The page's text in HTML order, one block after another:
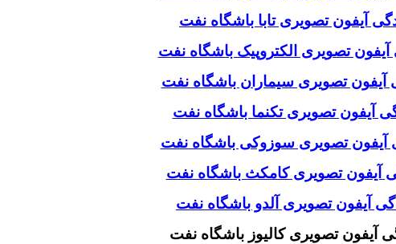
آیفون تصویری تابا باشگاه نفت
آیفون تصویری الکتروپیک باشگاه نفت
آیفون تصویری سیماران باشگاه نفت
آیفون تصویری تکنما باشگاه نفت
آیفون تصویری سوزوکی باشگاه نفت
آیفون تصویری کامکث باشگاه نفت
آیفون تصویری آلدو باشگاه نفت
آیفون تصویری کالیوز باشگاه نفت